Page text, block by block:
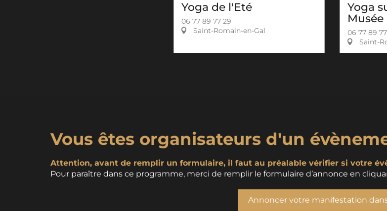
Yoga de l'Eté
06 77 89 77 29
Saint-Romain-en-Gal
Yoga
Musée
06 77 89
Saint-
Vous êtes organisateurs d'un
Attention, avant de remplir un formulaire, il faut au préalable vérifier si votre
Pour paraître dans ce programme, merci de remplir le formulaire d’annonce en
Annoncer votre manifestation